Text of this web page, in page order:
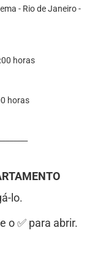
- Rio de Janeiro -
horas
horas
lo.
o ✅ para abrir.